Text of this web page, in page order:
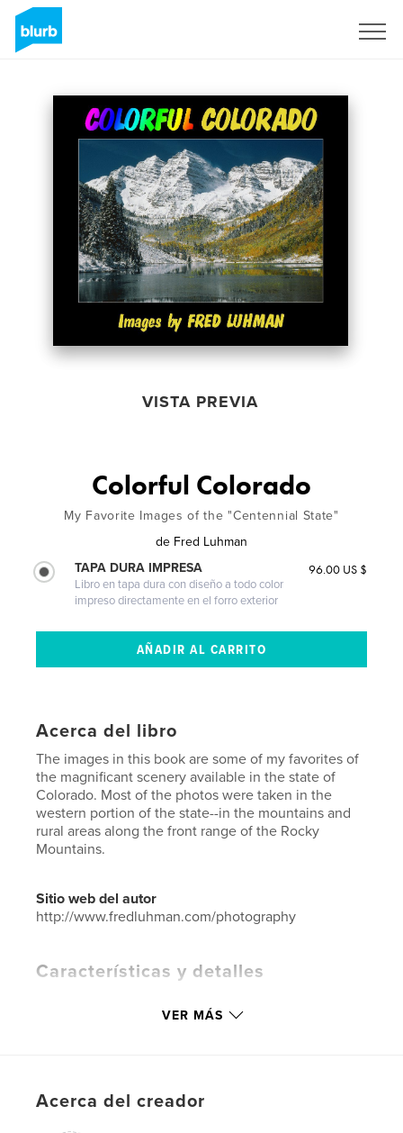
VISTA PREVIA
Colorful Colorado
My Favorite Images of the "Centennial State"
de Fred Luhman
TAPA DURA IMPRESA
Libro en tapa dura con diseño a todo color
impreso directamente en el forro exterior
96.00 US $
Acerca del libro
The images in this book are some of my favorites of
the magnificant scenery available in the state of
Colorado. Most of the photos were taken in the
western portion of the state--in the mountains and
rural areas along the front range of the Rocky
Mountains.
Sitio web del autor
http://www.fredluhman.com/photography
Características y detalles
VER MÁS
Acerca del creador